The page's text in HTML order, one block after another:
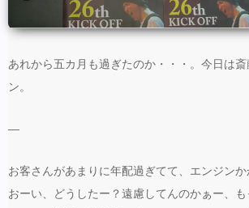
あれから五カ月も過ぎたのか・・・。今日は
ン。
—
お客さんがあまりに年配過ぎてて、エンジンか
おーい、どうしたー？遠慮してんのかぁー、